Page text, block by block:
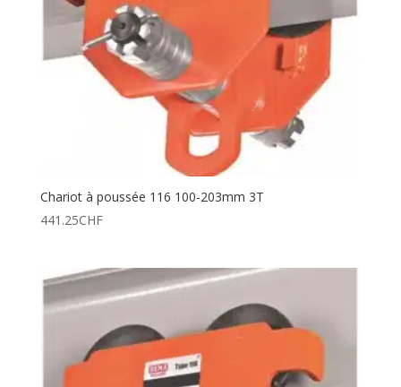
Chariot à poussée 116 100-203mm 3T
441.25CHF